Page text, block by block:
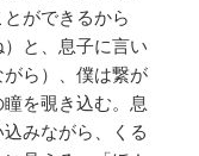
ができるから
と、息子に言い
ら）、僕は繋が
を覗き込む。息
みながら、くる